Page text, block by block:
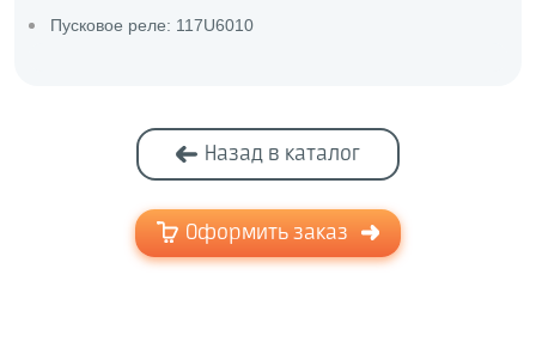
Пусковое реле: 117U6010
Назад в каталог
Оформить заказ